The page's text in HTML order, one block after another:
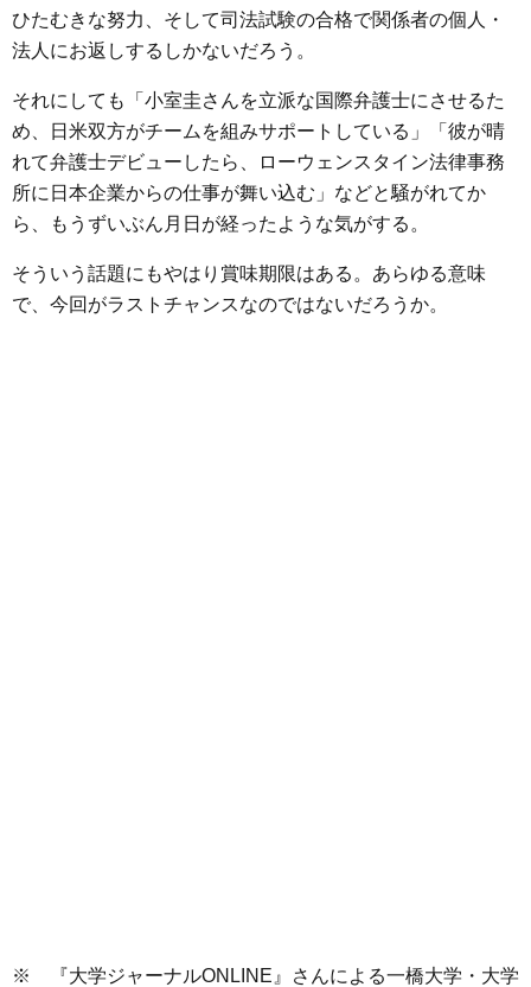
ひたむきな努力、そして司法試験の合格で関係者の個人・
法人にお返しするしかないだろう。
それにしても「小室圭さんを立派な国際弁護士にさせるた
め、日米双方がチームを組みサポートしている」「彼が晴
れて弁護士デビューしたら、ローウェンスタイン法律事務
所に日本企業からの仕事が舞い込む」などと騒がれてか
ら、もうずいぶん月日が経ったような気がする。
そういう話題にもやはり賞味期限はある。あらゆる意味
で、今回がラストチャンスなのではないだろうか。
※ 『大学ジャーナルONLINE』さんによる一橋大学・大学